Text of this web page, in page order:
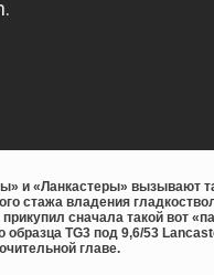
и «Ланкастеры» вызывают
стажа владения
сначала такой вот
образца TG3 под 9,6/53
главе.